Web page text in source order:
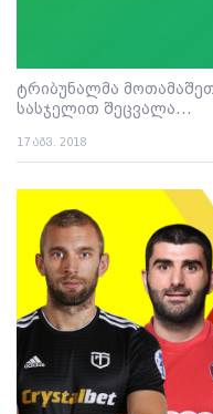
ტრიბუნალმა
სასჯელით შეცვალა...
17 აგვ. 2018